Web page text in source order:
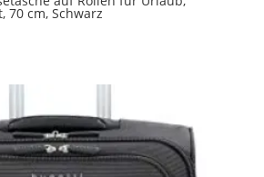
70 cm, Schwarz